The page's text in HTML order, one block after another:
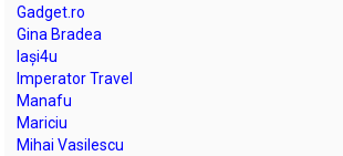
Gadget.ro
Gina Bradea
Iași4u
Imperator Travel
Manafu
Mariciu
Mihai Vasilescu